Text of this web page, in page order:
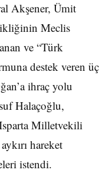
Akşener, Ümit
Meclis
ve “Türk
destek veren üç
ihraç yolu
Halaçoğlu,
Milletvekili
hareket
istendi.